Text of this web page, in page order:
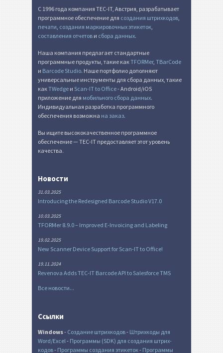
С 1996 года компания TEC-IT, Австрия, разрабатывает
программное обеспечение для создания штрихкодов
печати создания маркировочных этикеток
составления отчетов и сбора данных.
Наша компания предлагает стандартные
программные продукты, такие какTFORMer, TBarCode
и Barcode Studio. Наше портфолио дополняют
универсальные инструменты для сбора данных, такие
какTWedge и Scan-IT to Office- Android/iOS
приложение для мобильного сбора данных.
Индивидуальная разработка программного
обеспечения возможна на заказ.
Вы ищите высококачественное программное
обеспечение — TEC-IT предоставляет этот уровень
качества.
Новости
31.03.2025
Introducing the Redesigned Barcode Studio V17.0
10.03.2025
TFORMer 8.9.0 – Improved E-Invoicing and Labeling
19.02.2025
New Scanner Device Support for Scan-IT to Office!
19.11.2024
Revenova Adds TEC-IT Barcode API to Salesforce TMS
Все новости...
Ссылки
Windows- Создание штрихкодов- Штрихкоды для
Word/Excel - Программы (SDK) для создания штрих-
кодов- Программы создания этикеток- Программы